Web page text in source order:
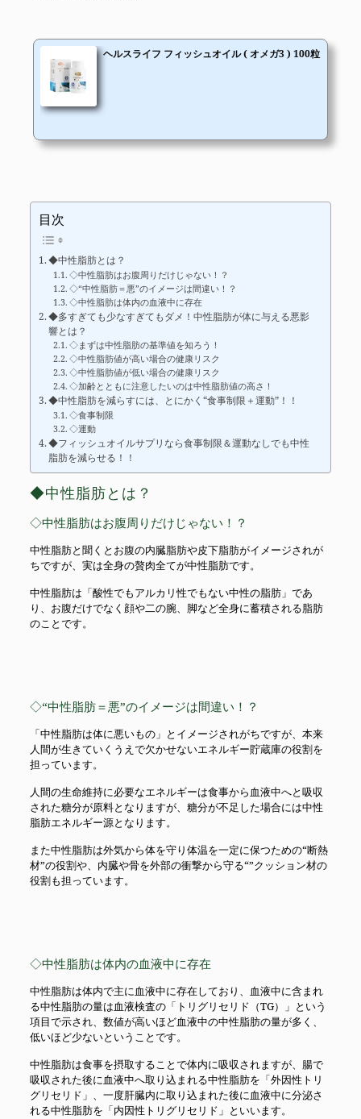
ヘルスライフ フィッシュオイル ( オメガ3 ) 100粒
目次
◆中性脂肪とは？
◇中性脂肪はお腹周りだけじゃない！？
◇“中性脂肪＝悪”のイメージは間違い！？
◇中性脂肪は体内の血液中に存在
◆多すぎても少なすぎてもダメ！中性脂肪が体に与える悪影
響とは？
◇まずは中性脂肪の基準値を知ろう！
◇中性脂肪値が高い場合の健康リスク
◇中性脂肪値が低い場合の健康リスク
◇加齢とともに注意したいのは中性脂肪値の高さ！
◆中性脂肪を減らすには、とにかく“食事制限＋運動”！！
◇食事制限
◇運動
◆フィッシュオイルサプリなら食事制限＆運動なしでも中性
脂肪を減らせる！！
◆中性脂肪とは？
◇中性脂肪はお腹周りだけじゃない！？
中性脂肪と聞くとお腹の内臓脂肪や皮下脂肪がイメージされが
ちですが、実は全身の贅肉全てが中性脂肪です。
中性脂肪は「酸性でもアルカリ性でもない中性の脂肪」であ
り、お腹だけでなく顔や二の腕、脚など全身に蓄積される脂肪
のことです。
◇“中性脂肪＝悪”のイメージは間違い！？
「中性脂肪は体に悪いもの」とイメージされがちですが、本来
人間が生きていくうえで欠かせないエネルギー貯蔵庫の役割を
担っています。
人間の生命維持に必要なエネルギーは食事から血液中へと吸収
された糖分が原料となりますが、糖分が不足した場合には中性
脂肪エネルギー源となります。
また中性脂肪は外気から体を守り体温を一定に保つための“断熱
材”の役割や、内臓や骨を外部の衝撃から守る“”クッション材の
役割も担っています。
◇中性脂肪は体内の血液中に存在
中性脂肪は体内で主に血液中に存在しており、血液中に含まれ
る中性脂肪の量は血液検査の「トリグリセリド（TG）」という
項目で示され、数値が高いほど血液中の中性脂肪の量が多く、
低いほど少ないということです。
中性脂肪は食事を摂取することで体内に吸収されますが、腸で
吸収された後に血液中へ取り込まれる中性脂肪を「外因性トリ
グリセリド」、一度肝臓内に取り込まれた後に血液中に分泌さ
れる中性脂肪を「内因性トリグリセリド」といいます。